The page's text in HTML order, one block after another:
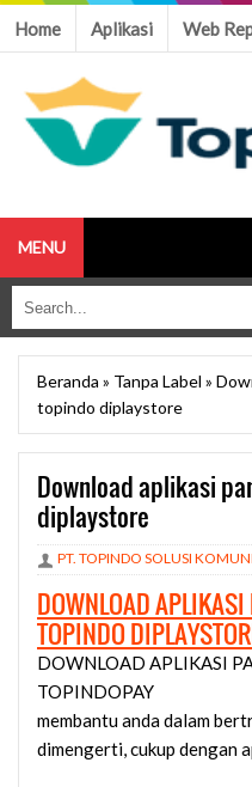
Home Aplikasi Web
MENU
Beranda » Tanpa Label »
topindo diplaystore
Download aplikasi
diplaystore
PT. TOPINDO SOLUSI
DOWNLOAD
TOPINDO
DOWNLOAD APLIKASI
TOPINDOPAY
membantu anda dalam
dimengerti, cukup dengan